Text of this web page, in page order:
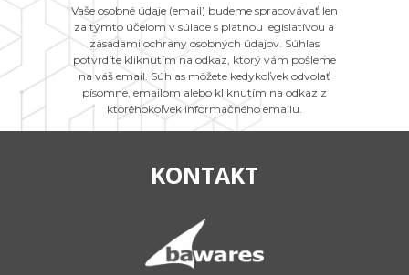
Vaše osobné údaje (email) budeme spracovávať len
za týmto účelom v súlade s platnou legislatívou a
zásadami ochrany osobných údajov. Súhlas
potvrdíte kliknutím na odkaz, ktorý vám pošleme
na váš email. Súhlas môžete kedykoľvek odvolať
písomne, emailom alebo kliknutím na odkaz z
ktoréhokoľvek informačného emailu.
KONTAKT